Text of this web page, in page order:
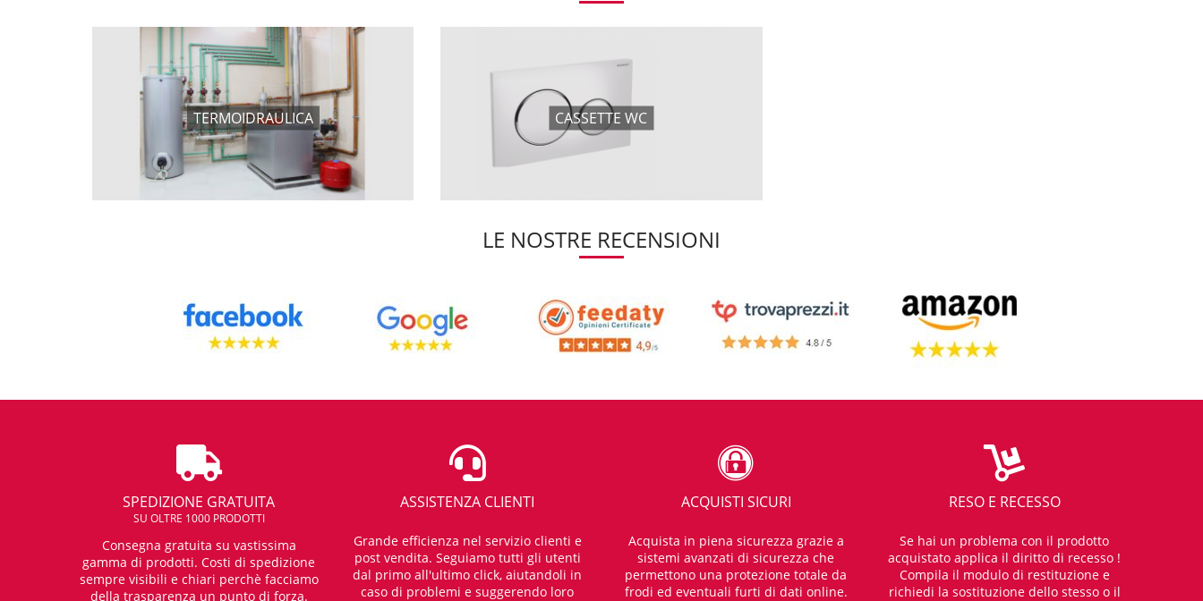
TERMOIDRAULICA CASSETTE WC
LE NOSTRE RECENSIONI
SPEDIZIONE GRATUITA
SU OLTRE 1000 PRODOTTI
Consegna gratuita su vastissima
gamma di prodotti. Costi di spedizione
sempre visibili e chiari perchè facciamo
della trasparenza un punto di forza.
ASSISTENZA CLIENTI
Grande efficienza nel servizio clienti e
post vendita. Seguiamo tutti gli utenti
dal primo all'ultimo click, aiutandoli in
caso di problemi e suggerendo loro
ACQUISTI SICURI
Acquista in piena sicurezza grazie a
sistemi avanzati di sicurezza che
permettono una protezione totale da
frodi ed eventuali furti di dati online.
RESO E RECESSO
Se hai un problema con il prodotto
acquistato applica il diritto di recesso !
Compila il modulo di restituzione e
richiedi la sostituzione dello stesso o il